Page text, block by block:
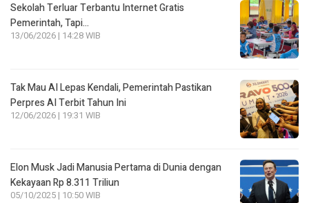
Sekolah Terluar Terbantu Internet Gratis
Pemerintah, Tapi…
13/06/2026 | 14:28 WIB
Tak Mau AI Lepas Kendali, Pemerintah Pastikan
Perpres AI Terbit Tahun Ini
12/06/2026 | 19:31 WIB
Elon Musk Jadi Manusia Pertama di Dunia dengan
Kekayaan Rp 8.311 Triliun
05/10/2025 | 10:50 WIB